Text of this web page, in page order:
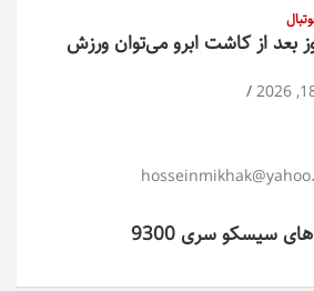
بعد از کاشت ابرو می‌توان ورزش
سیسکو سری 9300